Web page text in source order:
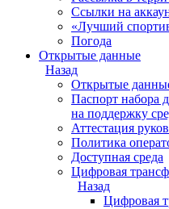
Ссылки на
«Лучший
Погода
Открытые данные
Назад
Открытые
Паспорт набора
на поддержку
Аттестация
Политика
Доступная среда
Цифровая
Назад
Цифровая